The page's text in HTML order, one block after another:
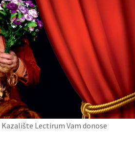
Lectirum Vam donose